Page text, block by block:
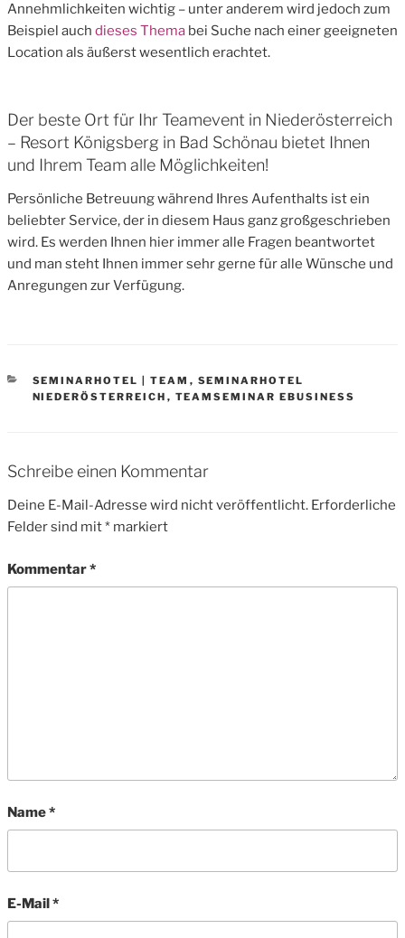
Annehmlichkeiten wichtig – unter anderem wird jedoch zum
Beispiel auch dieses Thema bei Suche nach einer geeigneten
Location als äußerst wesentlich erachtet.
Der beste Ort für Ihr Teamevent in Niederösterreich
– Resort Königsberg in Bad Schönau bietet Ihnen
und Ihrem Team alle Möglichkeiten!
Persönliche Betreuung während Ihres Aufenthalts ist ein
beliebter Service, der in diesem Haus ganz großgeschrieben
wird. Es werden Ihnen hier immer alle Fragen beantwortet
und man steht Ihnen immer sehr gerne für alle Wünsche und
Anregungen zur Verfügung.
CATEGORIES
SEMINARHOTEL | TEAM , SEMINARHOTEL
NIEDERÖSTERREICH , TEAMSEMINAR EBUSINESS
Schreibe einen Kommentar
Deine E-Mail-Adresse wird nicht veröffentlicht. Erforderliche
Felder sind mit* markiert
Kommentar*
Name*
E-Mail*